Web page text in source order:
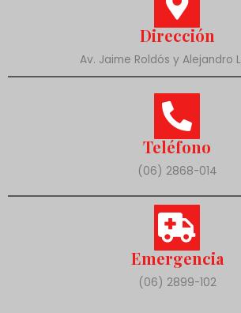
Dirección
Av. Jaime Roldós y Alejandro
Teléfono
(06) 2868-014
Emergencia
(06) 2899-102